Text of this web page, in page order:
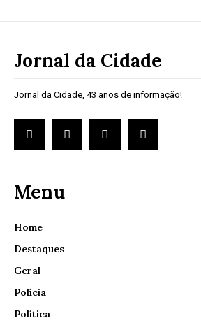
Jornal da Cidade
Jornal da Cidade, 43 anos de informação!
Menu
Home
Destaques
Geral
Polícia
Política